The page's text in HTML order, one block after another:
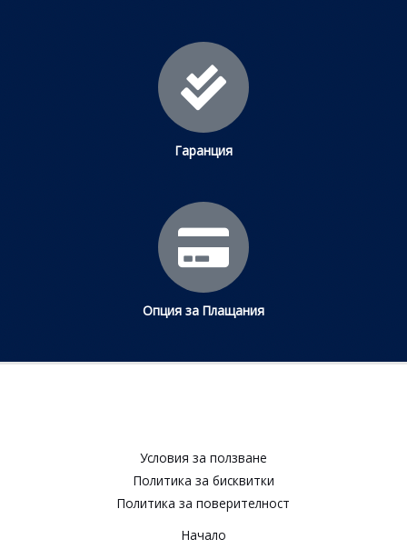
Гаранция
Опция за Плащания
Условия за ползване​
Политика за бисквитки​
Политика за поверителност​
Начало